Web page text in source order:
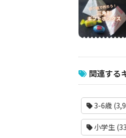
関連する
3-6歳
小学生